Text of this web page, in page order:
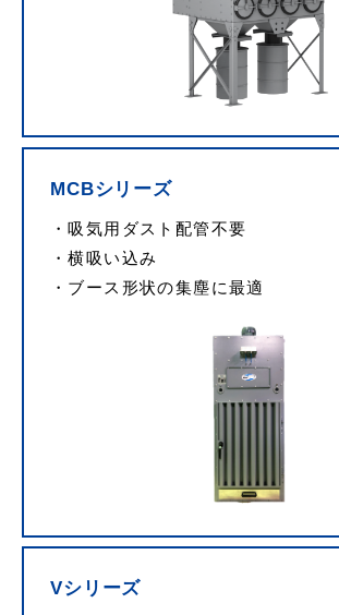
MCBシリーズ
吸気用ダスト配管不要
横吸い込み
ブース形状の集塵に最適
Vシリーズ